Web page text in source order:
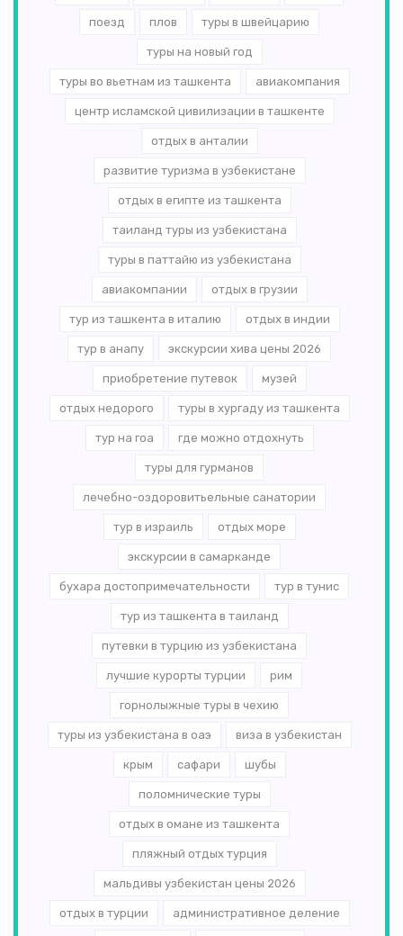
поезд плов туры в швейцарию
туры на новый год
туры во вьетнам из ташкента авиакомпания
центр исламской цивилизации в ташкенте
отдых в анталии
развитие туризма в узбекистане
отдых в египте из ташкента
таиланд туры из узбекистана
туры в паттайю из узбекистана
авиакомпании отдых в грузии
тур из ташкента в италию отдых в индии
тур в анапу экскурсии хива цены 2026
приобретение путевок музей
отдых недорого туры в хургаду из ташкента
тур на гоа где можно отдохнуть
туры для гурманов
лечебно-оздоровитьельные санатории
тур в израиль отдых море
экскурсии в самарканде
бухара достопримечательности тур в тунис
тур из ташкента в таиланд
путевки в турцию из узбекистана
лучшие курорты турции рим
горнолыжные туры в чехию
туры из узбекистана в оаэ виза в узбекистан
крым сафари шубы
поломнические туры
отдых в омане из ташкента
пляжный отдых турция
мальдивы узбекистан цены 2026
отдых в турции административное деление